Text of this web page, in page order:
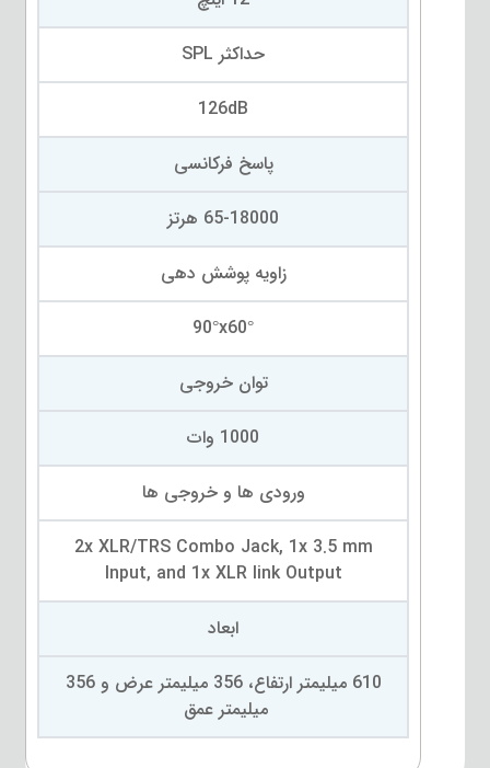
حداکثر SPL
126dB
پاسخ فرکانسی
65-18000 هرتز
زاویه پوشش دهی
90°x60°
توان خروجی
1000 وات
ورودی ها و خروجی ها
2x XLR/TRS Combo Jack, 1x 3.5 mm
Input, and 1x XLR link Output
ابعاد
610 میلیمتر ارتفاع، 356 میلیمتر عرض و 356
میلیمتر عمق